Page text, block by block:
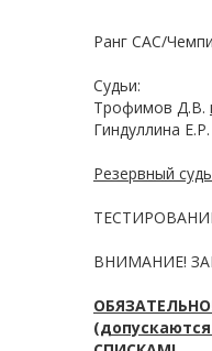
Ранг САС/
Судьи:
Трофимов Д.В.
Гиндуллина Е.Р.
Резервный
ВНИМАНИЕ!